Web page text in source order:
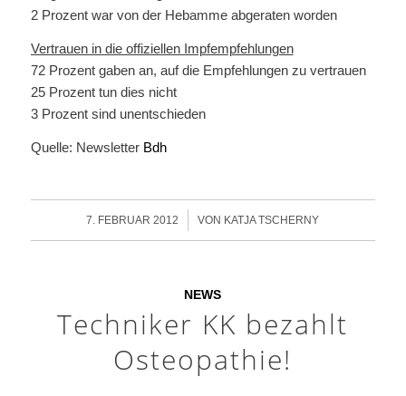
2 Prozent war von der Hebamme abgeraten worden
Vertrauen in die offiziellen Impfempfehlungen
72 Prozent gaben an, auf die Empfehlungen zu vertrauen
25 Prozent tun dies nicht
3 Prozent sind unentschieden
Quelle: Newsletter Bdh
7. FEBRUAR 2012
/ VON KATJA TSCHERNY
NEWS
Techniker KK bezahlt
Osteopathie!